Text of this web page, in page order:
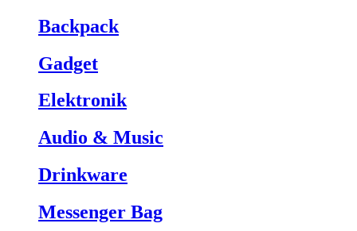
Backpack
Gadget
Elektronik
Audio & Music
Drinkware
Messenger Bag